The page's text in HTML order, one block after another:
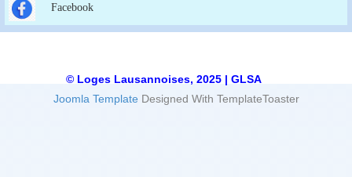
Facebook
© Loges Lausannoises, 2025 | GLSA
Joomla Template Designed With TemplateToaster